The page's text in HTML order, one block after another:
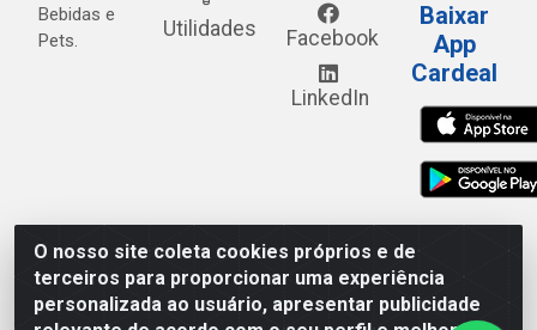
O nosso site coleta cookies próprios e de
terceiros para proporcionar uma experiência
personalizada ao usuário, apresentar publicidade
Bebidas e
Pets.
Utilidades Facebook
LinkedIn
Baixar
App
Cardeal
Cardeal Distribuidora - Estrada Alto do Moura, 582 - Alto
do Moura - Caruaru/PE - CEP 55.040-120 - CNPJ
05.253.499/0001-62